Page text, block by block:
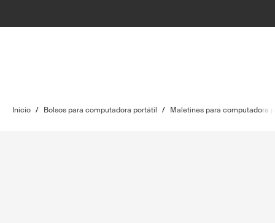
Inicio / Bolsos para computadora portátil / Maletines para computadora